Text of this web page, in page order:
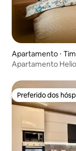
Apartamento ⋅
Apartamento
Preferido dos
Preferido dos